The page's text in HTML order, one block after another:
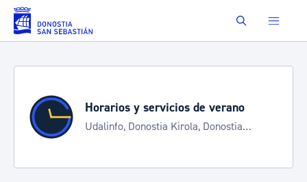
Saltar al contenido principal Buscar
Horarios y servicios de verano
Udalinfo, Donostia Kirola, Donostia